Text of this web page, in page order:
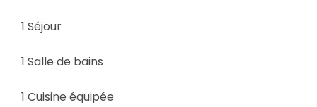
1 Séjour
1 Salle de bains
1 Cuisine équipée